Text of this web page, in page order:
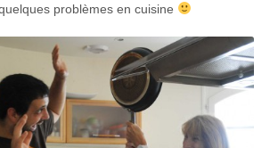
problèmes en cuisine